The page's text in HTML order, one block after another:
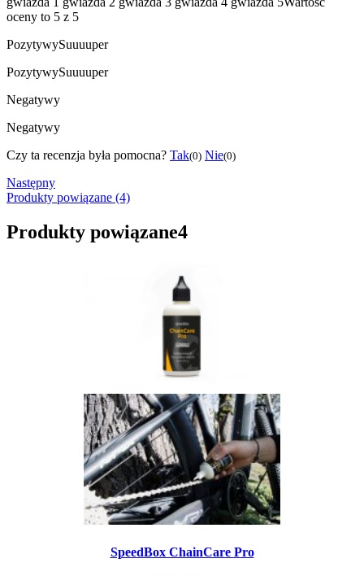
oceny to 5 z 5
PozytywySuuuuper
PozytywySuuuuper
Negatywy
Negatywy
Czy ta recenzja była pomocna? Tak(0) Nie(0)
Następny
Produkty powiązane (4)
Produkty powiązane4
SpeedBox ChainCare Pro